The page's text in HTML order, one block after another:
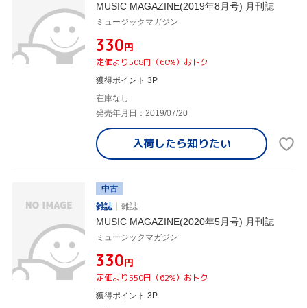
MUSIC MAGAZINE(2019年8月号) 月刊誌
ミュージックマガジン
¥330円
定価より508円（60%）おトク
獲得ポイント 3P
在庫なし
発売年月日：2019/07/20
入荷したら知りたい
中古
雑誌
雑誌
MUSIC MAGAZINE(2020年5月号) 月刊誌
ミュージックマガジン
¥330円
定価より550円（62%）おトク
獲得ポイント 3P